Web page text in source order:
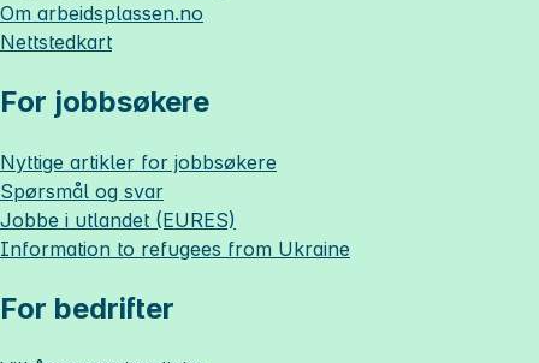
Om arbeidsplassen.no
Nettstedkart
For jobbsøkere
Nyttige artikler for jobbsøkere
Spørsmål og svar
Jobbe i utlandet (EURES)
Information to refugees from Ukraine
For bedrifter